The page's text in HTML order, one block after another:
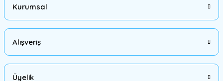
Kurumsal
Alışveriş
Üyelik